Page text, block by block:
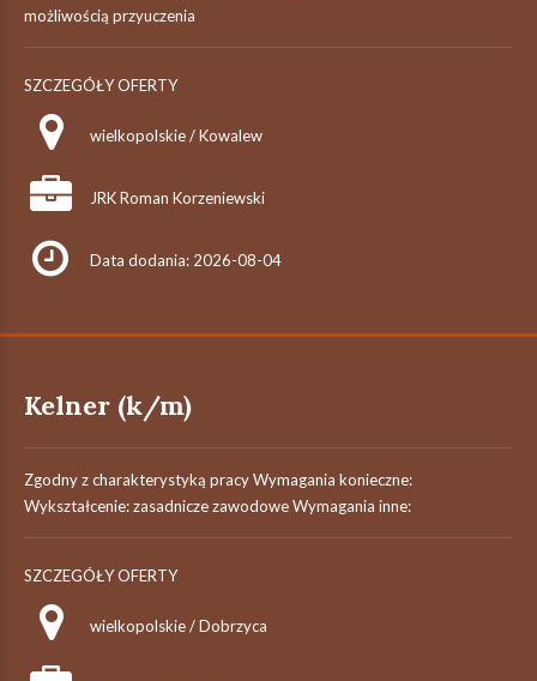
możliwością przyuczenia
SZCZEGÓŁY OFERTY
wielkopolskie / Kowalew
JRK Roman Korzeniewski
Data dodania: 2026-08-04
Kelner (k/m)
Zgodny z charakterystyką pracy Wymagania konieczne:
Wykształcenie: zasadnicze zawodowe Wymagania inne:
SZCZEGÓŁY OFERTY
wielkopolskie / Dobrzyca